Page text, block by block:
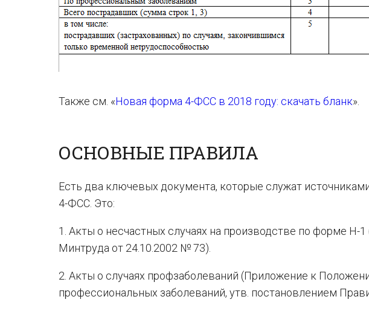
Также см. «Новая форма 4-ФСС в 2018 году: скачать бланк».
ОСНОВНЫЕ ПРАВИЛА
Есть два ключевых документа, которые служат
4-ФСС. Это:
1. Акты о несчастных случаях на производстве по форме
Минтруда от 24.10.2002 № 73).
2. Акты о случаях профзаболеваний (Приложение к
профессиональных заболеваний, утв. постановлением